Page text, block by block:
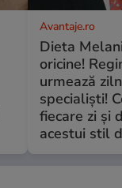
Avantaje.ro
Dieta
oricine!
urmează
specialiști!
fiecare zi și
acestui stil